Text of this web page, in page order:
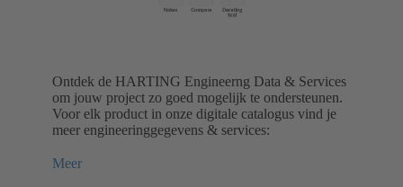
Ontdek de HARTING Engineerng Data & Services
om jouw project zo goed mogelijk te ondersteunen.
Voor elk product in onze digitale catalogus vind je
meer engineeringgegevens & services:
Meer